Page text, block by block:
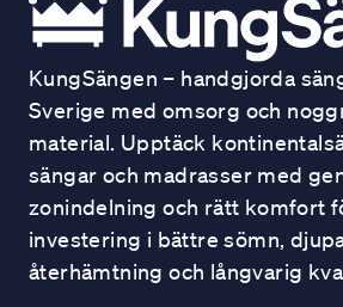
KungSängen – handgjorda
Sverige med omsorg och
material. Upptäck
sängar och madrasser med
zonindelning och rätt komfort
investering i bättre sömn,
återhämtning och långvarig